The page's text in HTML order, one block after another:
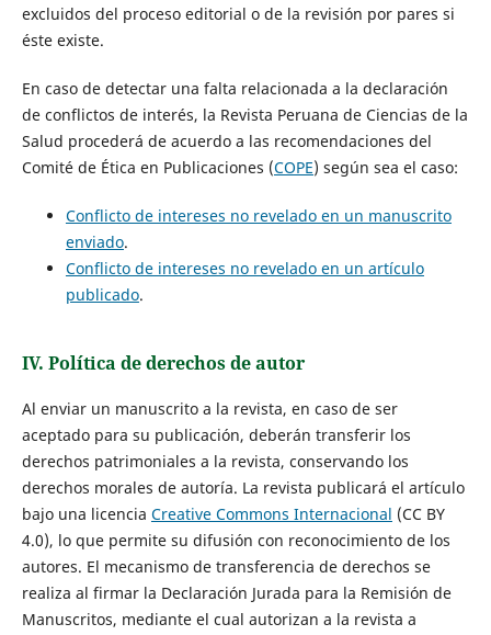
excluidos del proceso editorial o de la revisión por pares si
éste existe.
En caso de detectar una falta relacionada a la declaración
de conflictos de interés, la Revista Peruana de Ciencias de la
Salud procederá de acuerdo a las recomendaciones del
Comité de Ética en Publicaciones (COPE) según sea el caso:
Conflicto de intereses no revelado en un manuscrito
enviado.
Conflicto de intereses no revelado en un artículo
publicado.
IV. Política de derechos de autor
Al enviar un manuscrito a la revista, en caso de ser
aceptado para su publicación, deberán transferir los
derechos patrimoniales a la revista, conservando los
derechos morales de autoría. La revista publicará el artículo
bajo una licencia Creative Commons Internacional (CC BY
4.0), lo que permite su difusión con reconocimiento de los
autores. El mecanismo de transferencia de derechos se
realiza al firmar la Declaración Jurada para la Remisión de
Manuscritos, mediante el cual autorizan a la revista a